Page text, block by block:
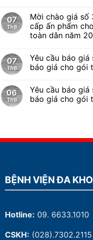
07
Th8
Mời chào giá số
cấp ấn phẩm
toàn dân năm
07
Th8
Yêu cầu báo giá
báo giá cho gói
06
Th8
Yêu cầu báo giá
báo giá cho gói
BỆNH VIỆN ĐA
Hotline: 09. 6633.1010
CSKH: (028).7302.2115